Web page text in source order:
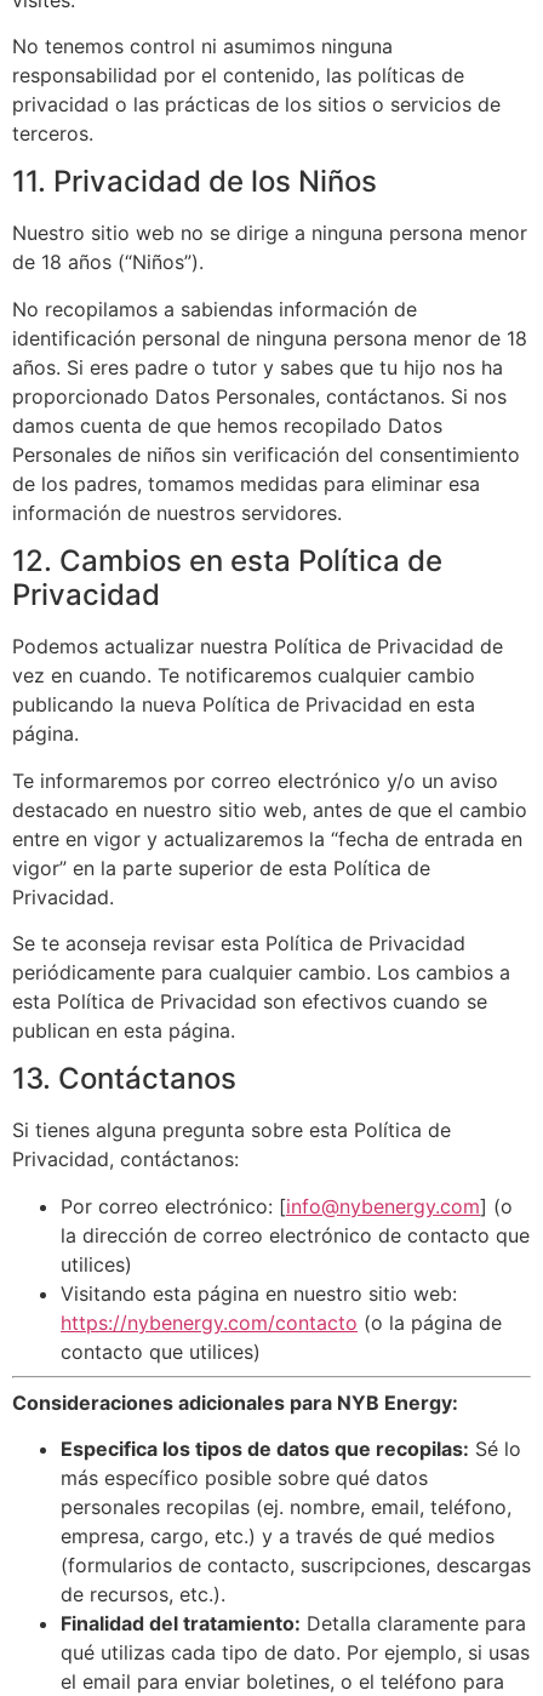
No tenemos control ni asumimos ninguna
responsabilidad por el contenido, las políticas de
privacidad o las prácticas de los sitios o servicios de
terceros.
11. Privacidad de los Niños
Nuestro sitio web no se dirige a ninguna persona menor
de 18 años (“Niños”).
No recopilamos a sabiendas información de
identificación personal de ninguna persona menor de 18
años. Si eres padre o tutor y sabes que tu hijo nos ha
proporcionado Datos Personales, contáctanos. Si nos
damos cuenta de que hemos recopilado Datos
Personales de niños sin verificación del consentimiento
de los padres, tomamos medidas para eliminar esa
información de nuestros servidores.
12. Cambios en esta Política de
Privacidad
Podemos actualizar nuestra Política de Privacidad de
vez en cuando. Te notificaremos cualquier cambio
publicando la nueva Política de Privacidad en esta
página.
Te informaremos por correo electrónico y/o un aviso
destacado en nuestro sitio web, antes de que el cambio
entre en vigor y actualizaremos la “fecha de entrada en
vigor” en la parte superior de esta Política de
Privacidad.
Se te aconseja revisar esta Política de Privacidad
periódicamente para cualquier cambio. Los cambios a
esta Política de Privacidad son efectivos cuando se
publican en esta página.
13. Contáctanos
Si tienes alguna pregunta sobre esta Política de
Privacidad, contáctanos:
Por correo electrónico: [info@nybenergy.com] (o
la dirección de correo electrónico de contacto que
utilices)
Visitando esta página en nuestro sitio web:
https://nybenergy.com/contacto (o la página de
contacto que utilices)
Consideraciones adicionales para NYB Energy:
Especifica los tipos de datos que recopilas: Sé lo
más específico posible sobre qué datos
personales recopilas (ej. nombre, email, teléfono,
empresa, cargo, etc.) y a través de qué medios
(formularios de contacto, suscripciones, descargas
de recursos, etc.).
Finalidad del tratamiento: Detalla claramente para
qué utilizas cada tipo de dato. Por ejemplo, si usas
el email para enviar boletines, o el teléfono para